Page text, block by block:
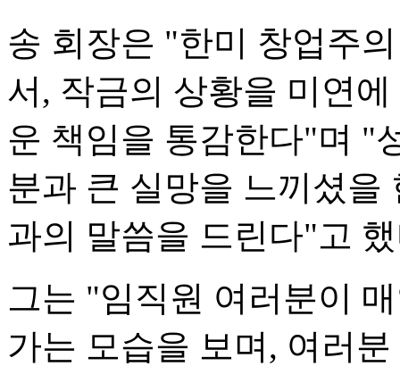
송 회장은 "한미 창업주
서, 작금의 상황을 미연
운 책임을 통감한다"며 "
분과 큰 실망을 느끼셨을
과의 말씀을 드린다"고
그는 "임직원 여러분이
가는 모습을 보며, 여러